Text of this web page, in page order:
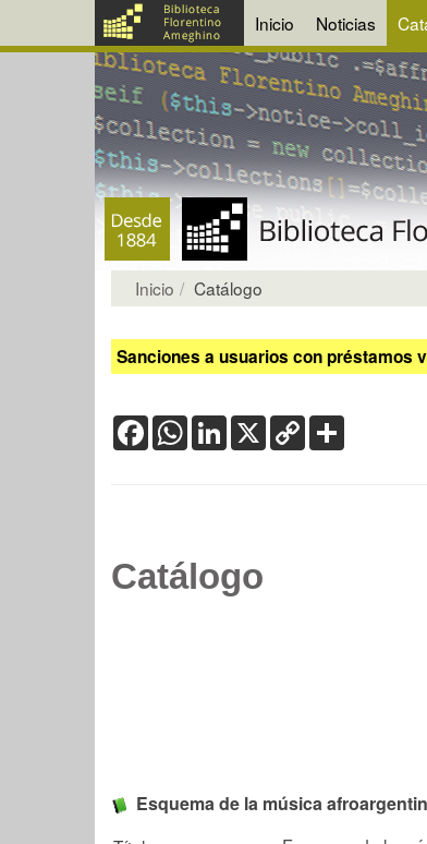
Inicio Noticias
Inicio Catálogo
Sanciones a usuarios con préstamos
FacebookWhatsApp
LinkedIn
X Copy
Link
Catálogo
Esquema de la música